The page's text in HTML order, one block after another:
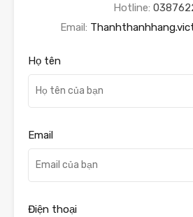
Hotline:
Email:
Họ tên
Email
Điện thoại